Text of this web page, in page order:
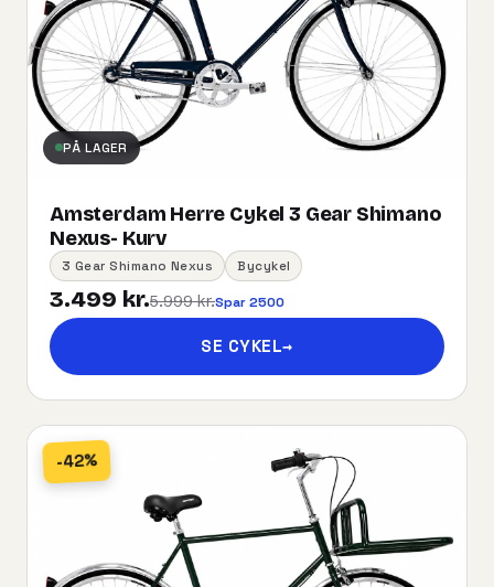
PÅ LAGER
Amsterdam Herre Cykel 3 Gear Shimano
Nexus- Kurv
3 Gear Shimano Nexus Bycykel
3.499 kr.5.999 kr.Spar 2500
SE CYKEL→
-42%